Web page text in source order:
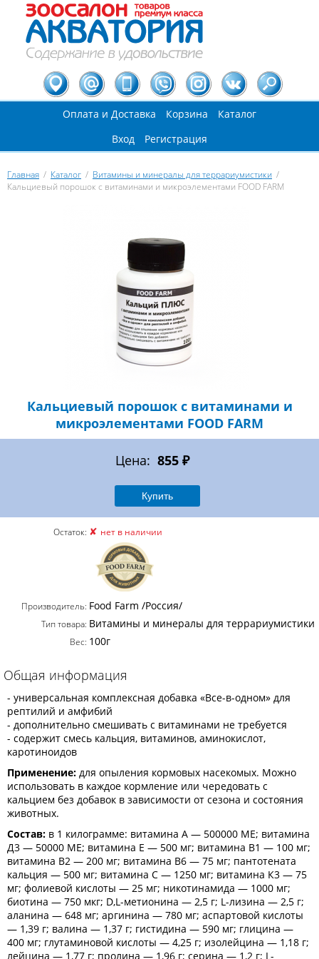
Оплата и Доставка Корзина
Каталог
Вход
Регистрация
Главная / Каталог / Витамины и минералы для террариумистики /
Кальциевый порошок с витаминами и микроэлементами FOOD FARM
Кальциевый порошок с витаминами и
микроэлементами FOOD FARM
Цена: 855 ₽
Остаток: ✘ нет в наличии
Производитель: Food Farm /Россия/
Тип товара: Витамины и минералы для террариумистики
Вес: 100г
Общая информация
- универсальная комплексная добавка «Все-в-одном» для
рептилий и амфибий
- дополнительно смешивать с витаминами не требуется
- содержит смесь кальция, витаминов, аминокислот,
каротиноидов
Применение: для опыления кормовых насекомых. Можно
использовать в каждое кормление или чередовать с
кальцием без добавок в зависимости от сезона и состояния
животных.
Состав: в 1 килограмме: витамина А — 500000 МЕ; витамина
Д3 — 50000 МЕ; витамина Е — 500 мг; витамина В1 — 100 мг;
витамина В2 — 200 мг; витамина В6 — 75 мг; пантотената
кальция — 500 мг; витамина С — 1250 мг; витамина К3 — 75
мг; фолиевой кислоты — 25 мг; никотинамида — 1000 мг;
биотина — 750 мкг; D,L-метионина — 2,5 г; L-лизина — 2,5 г;
аланина — 648 мг; аргинина — 780 мг; аспартовой кислоты
— 1,39 г; валина — 1,37 г; гистидина — 590 мг; глицина —
400 мг; глутаминовой кислоты — 4,25 г; изолейцина — 1,18 г;
лейцина — 1,77 г; пролина — 1,96 г; серина — 1,2 г; L-